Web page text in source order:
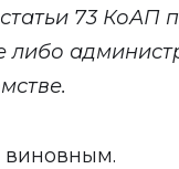
73 КоАП
виновным.